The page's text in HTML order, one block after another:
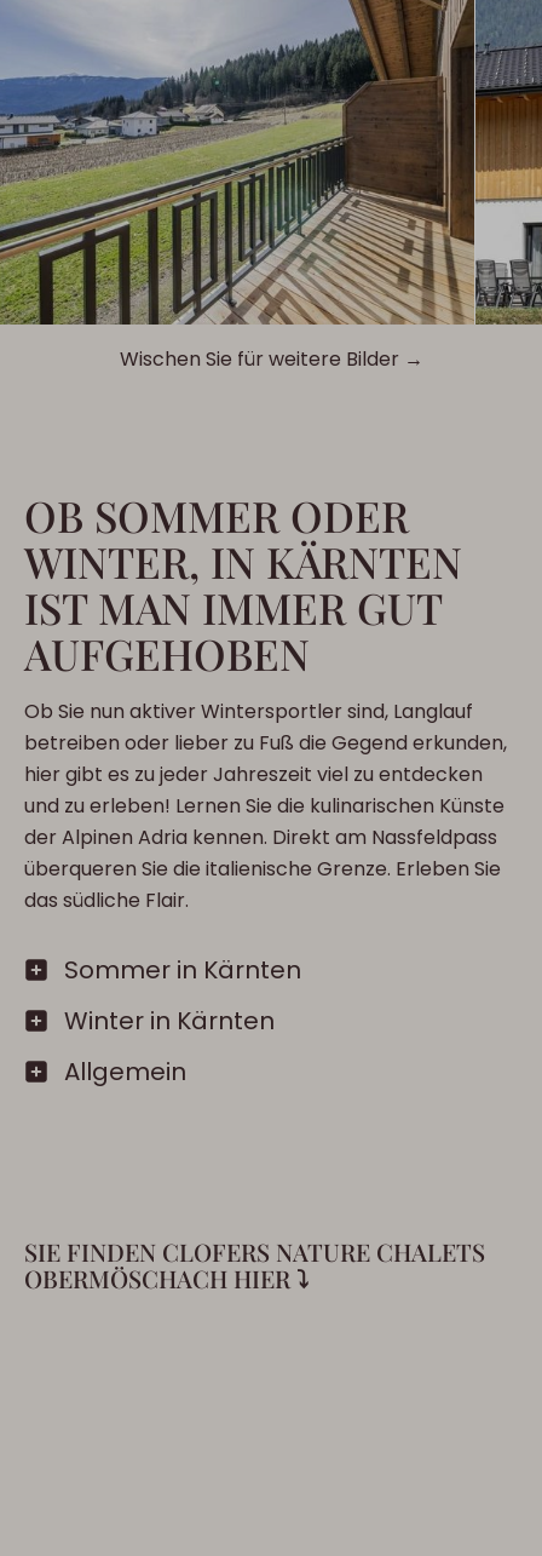
Wischen Sie für weitere Bilder →
OB SOMMER ODER
WINTER, IN KÄRNTEN
IST MAN IMMER GUT
AUFGEHOBEN
Ob Sie nun aktiver Wintersportler sind, Langlauf
betreiben oder lieber zu Fuß die Gegend erkunden,
hier gibt es zu jeder Jahreszeit viel zu entdecken
und zu erleben! Lernen Sie die kulinarischen Künste
der Alpinen Adria kennen. Direkt am Nassfeldpass
überqueren Sie die italienische Grenze. Erleben Sie
das südliche Flair.
Sommer in Kärnten
Winter in Kärnten
Allgemein
SIE FINDEN CLOFERS NATURE CHALETS
OBERMÖSCHACH HIER ⤵